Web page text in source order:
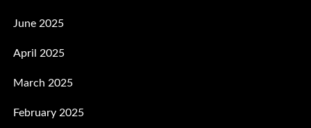
June 2025
April 2025
March 2025
February 2025